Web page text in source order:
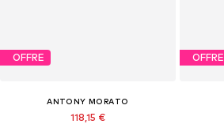
OFFRE
ANTONY MORATO
118,15 €
OFFRE